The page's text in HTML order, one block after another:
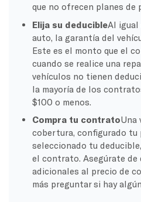
que no ofrecen planes de
Elija su deducibleAl igual
auto, la garantía del
Este es el monto que el
cuando se realice una
vehículos no tienen
la mayoría de los
$100 o menos.
Compra tu contratoUna
cobertura, configurado tu
seleccionado tu
el contrato. Asegúrate de
adicionales al precio de
más preguntar si hay